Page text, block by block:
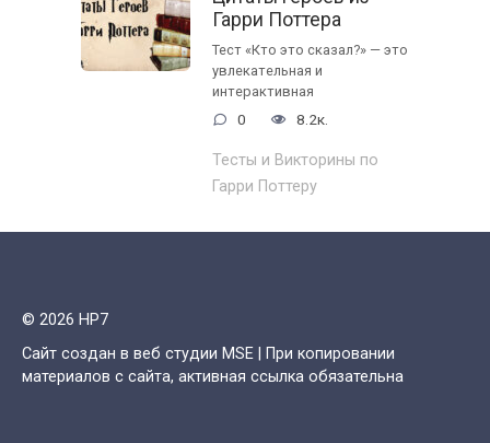
Гарри Поттера
Тест «Кто это сказал?» — это
увлекательная и
интерактивная
0 8.2к.
Тесты и Викторины по
Гарри Поттеру
© 2026 HP7
Сайт создан в веб студии MSE | При копировании
материалов с сайта, активная ссылка обязательна